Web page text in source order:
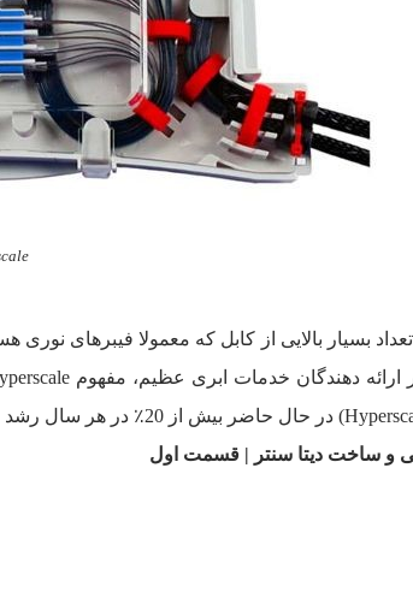
و ساخت دیتا سنتر | قسمت اول